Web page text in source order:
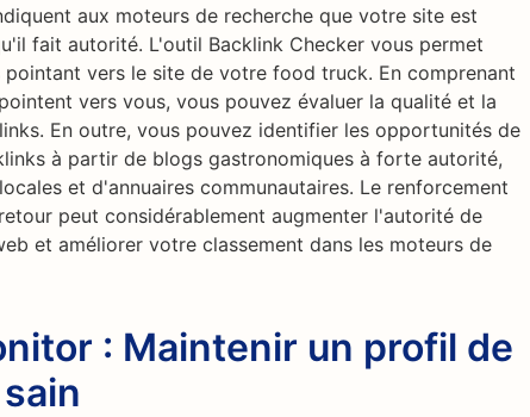
aux moteurs de recherche que votre site est
fait autorité. L'outil Backlink Checker vous permet
vers le site de votre food truck. En comprenant
vers vous, vous pouvez évaluer la qualité et la
En outre, vous pouvez identifier les opportunités de
à partir de blogs gastronomiques à forte autorité,
et d'annuaires communautaires. Le renforcement
peut considérablement augmenter l'autorité de
et améliorer votre classement dans les moteurs de
: Maintenir un profil de